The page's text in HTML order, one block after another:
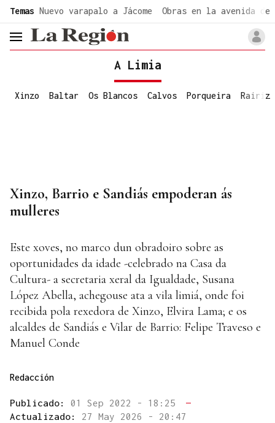
Temas Nuevo varapalo a Jácome Obras en la avenida de
header.menu.open
A Limia
Xinzo Baltar Os Blancos Calvos Porqueira Rairiz
Xinzo, Barrio e Sandiás empoderan ás
mulleres
Este xoves, no marco dun obradoiro sobre as
oportunidades da idade -celebrado na Casa da
Cultura- a secretaria xeral da Igualdade, Susana
López Abella, achegouse ata a vila limiá, onde foi
recibida pola rexedora de Xinzo, Elvira Lama; e os
alcaldes de Sandiás e Vilar de Barrio: Felipe Traveso e
Manuel Conde
Redacción
Publicado: 01 Sep 2022 - 18:25
—
Actualizado: 27 May 2026 - 20:47